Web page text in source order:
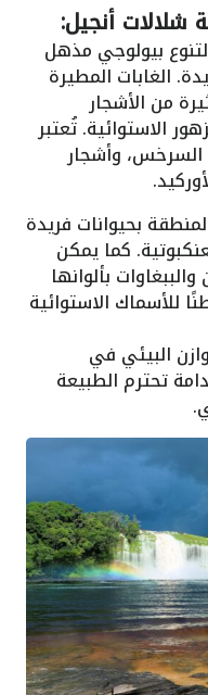
شلالات أنجيل:
بيولوجي مذهل
الغابات المطيرة
من الأشجار
الاستوائية. تُعتبر
السرخس، وأشجار
بحيوانات فريدة
كما يمكن
بألوانها
للأسماك الاستوائية
البيئي في
تحترم الطبيعة